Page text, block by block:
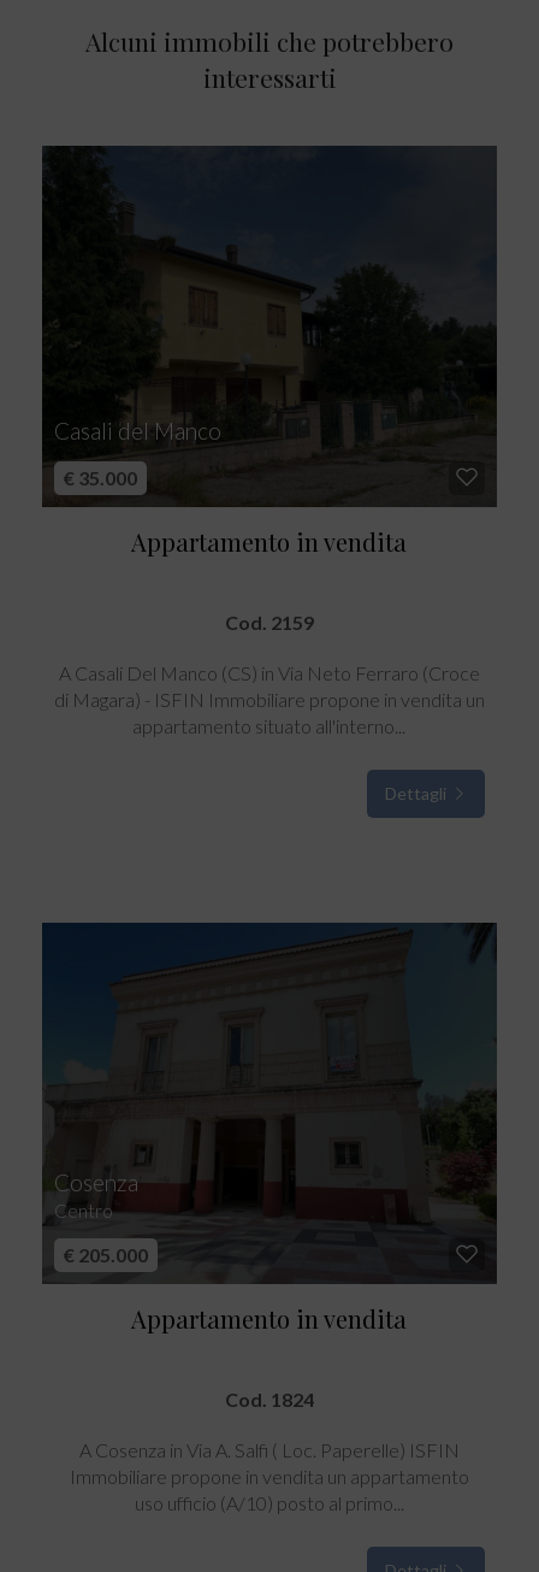
Alcuni immobili che potrebbero
interessarti
Casali del Manco
€ 35.000
Appartamento in vendita
Cod. 2159
A Casali Del Manco (CS) in Via Neto Ferraro (Croce
di Magara) - ISFIN Immobiliare propone in vendita un
appartamento situato all'interno...
Dettagli
Cosenza
Centro
€ 205.000
Appartamento in vendita
Cod. 1824
A Cosenza in Via A. Salfi ( Loc. Paperelle) ISFIN
Immobiliare propone in vendita un appartamento
uso ufficio (A/10) posto al primo...